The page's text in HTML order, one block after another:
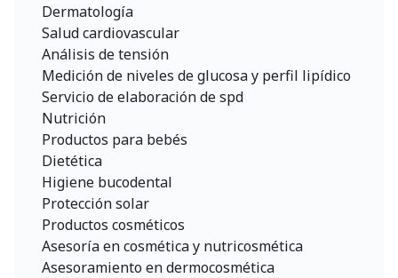
Dermatología
Salud cardiovascular
Análisis de tensión
Medición de niveles de glucosa y perfil lipídico
Servicio de elaboración de spd
Nutrición
Productos para bebés
Dietética
Higiene bucodental
Protección solar
Productos cosméticos
Asesoría en cosmética y nutricosmética
Asesoramiento en dermocosmética